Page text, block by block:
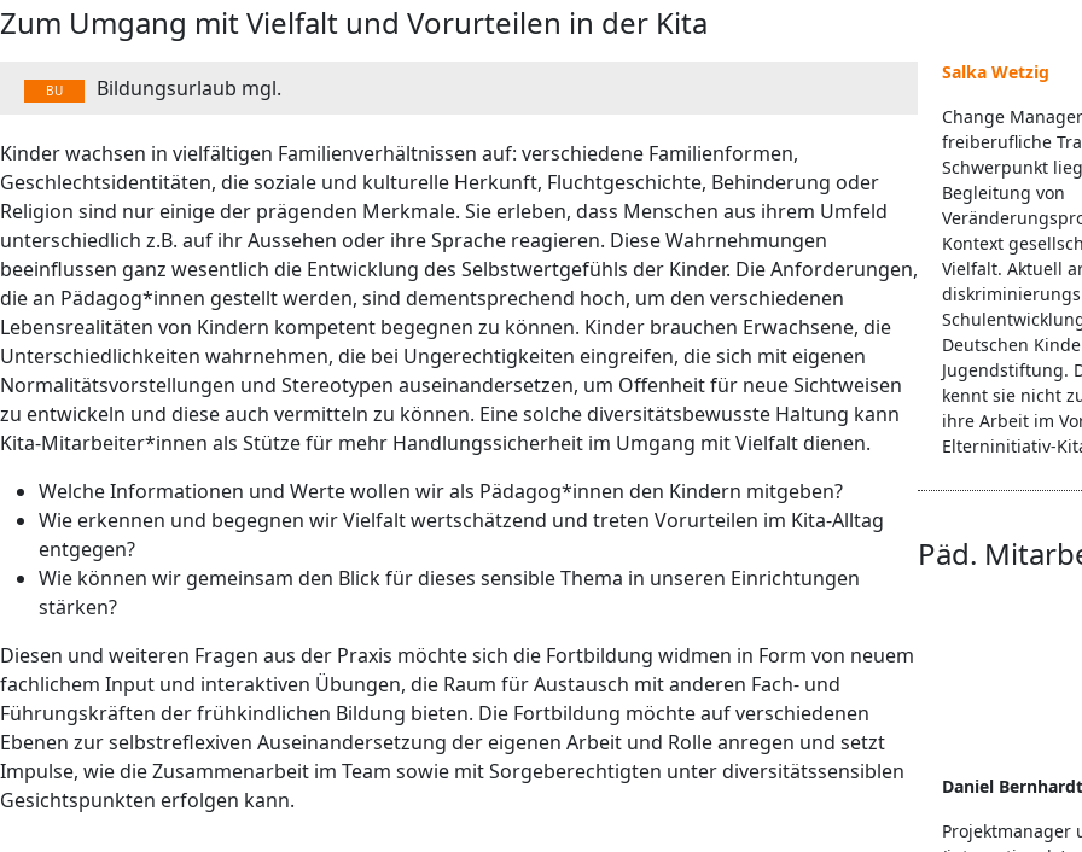
Zum Umgang mit Vielfalt und Vorurteilen in der Kita
BU Bildungsurlaub mgl.
Kinder wachsen in vielfältigen Familienverhältnissen auf: verschiedene Familienformen,
Geschlechtsidentitäten, die soziale und kulturelle Herkunft, Fluchtgeschichte, Behinderung oder
Religion sind nur einige der prägenden Merkmale. Sie erleben, dass Menschen aus ihrem Umfeld
unterschiedlich z.B. auf ihr Aussehen oder ihre Sprache reagieren. Diese Wahrnehmungen
beeinflussen ganz wesentlich die Entwicklung des Selbstwertgefühls der Kinder. Die Anforderungen,
die an Pädagog*innen gestellt werden, sind dementsprechend hoch, um den verschiedenen
Lebensrealitäten von Kindern kompetent begegnen zu können. Kinder brauchen Erwachsene, die
Unterschiedlichkeiten wahrnehmen, die bei Ungerechtigkeiten eingreifen, die sich mit eigenen
Normalitätsvorstellungen und Stereotypen auseinandersetzen, um Offenheit für neue Sichtweisen
zu entwickeln und diese auch vermitteln zu können. Eine solche diversitätsbewusste Haltung kann
Kita-Mitarbeiter*innen als Stütze für mehr Handlungssicherheit im Umgang mit Vielfalt dienen.
Welche Informationen und Werte wollen wir als Pädagog*innen den Kindern mitgeben?
Wie erkennen und begegnen wir Vielfalt wertschätzend und treten Vorurteilen im Kita-Alltag
entgegen?
Wie können wir gemeinsam den Blick für dieses sensible Thema in unseren Einrichtungen
stärken?
Diesen und weiteren Fragen aus der Praxis möchte sich die Fortbildung widmen in Form von neuem
fachlichem Input und interaktiven Übungen, die Raum für Austausch mit anderen Fach- und
Führungskräften der frühkindlichen Bildung bieten. Die Fortbildung möchte auf verschiedenen
Ebenen zur selbstreflexiven Auseinandersetzung der eigenen Arbeit und Rolle anregen und setzt
Impulse, wie die Zusammenarbeit im Team sowie mit Sorgeberechtigten unter diversitätssensiblen
Gesichtspunkten erfolgen kann.
Salka Wetzig
Change
freiberufliche
Schwerpunkt
Begleitung von
Kontext
Vielfalt. Aktuell
Deutschen
Jugendstiftung.
kennt sie nicht
ihre Arbeit im
Elterninitiativ-
Päd.
Daniel Bernhardt
Projektmanager